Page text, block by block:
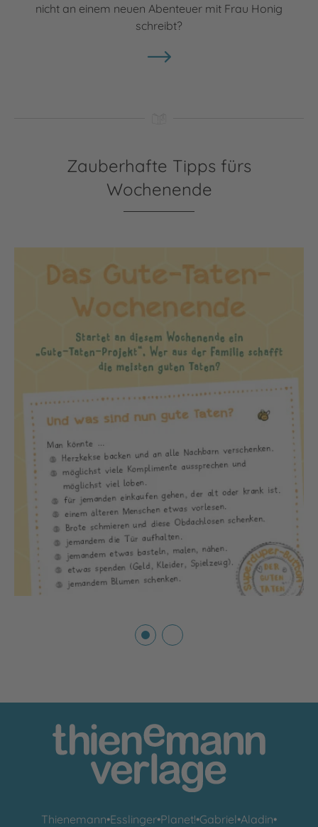
nicht an einem neuen Abenteuer mit Frau Honig
schreibt?
Zauberhafte Tipps fürs
Wochenende
Thienemann•Esslinger•Planet!•Gabriel•Aladin•